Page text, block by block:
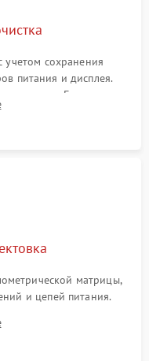
учетом сохранения
питания и дисплея.
и пыли. Бережная
специализированными
матрицы,
и цепей питания.
модуля памяти и
SMD-компонентов